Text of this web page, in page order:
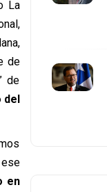
La
de
de
del
en